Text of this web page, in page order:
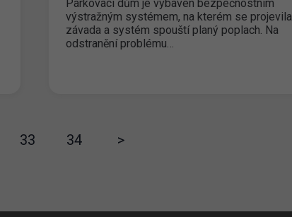
Parkovací dům je vybaven bezpečnostním
výstražným systémem, na kterém se projevila
závada a systém spouští planý poplach. Na
odstranění problému…
33 34 >